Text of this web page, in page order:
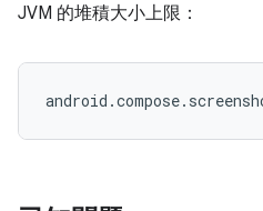
JVM 的堆積大小上限：